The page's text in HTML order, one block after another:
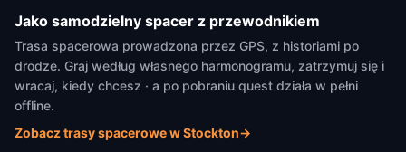
Jako samodzielny spacer z przewodnikiem
Trasa spacerowa prowadzona przez GPS, z historiami po
drodze. Graj według własnego harmonogramu, zatrzymuj się i
wracaj, kiedy chcesz · a po pobraniu quest działa w pełni
offline.
Zobacz trasy spacerowe w Stockton→